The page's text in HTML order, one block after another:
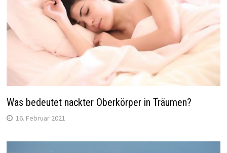
Was bedeutet nackter Oberkörper in Träumen?
16. Februar 2021